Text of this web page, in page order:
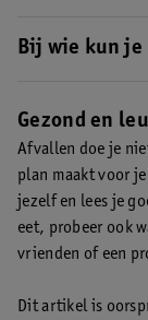
staan.Kies voor
en fruit, noten en
Verdiep je in een
Bij wie kun je
altijd verstandig
de eerste
diëtist. Je kunt
bijvoorbeeld een
sportschool of
Gezond en
Afvallen doe je
plan maakt voor
jezelf en lees je
eet, probeer ook
vrienden of een
Dit artikel is